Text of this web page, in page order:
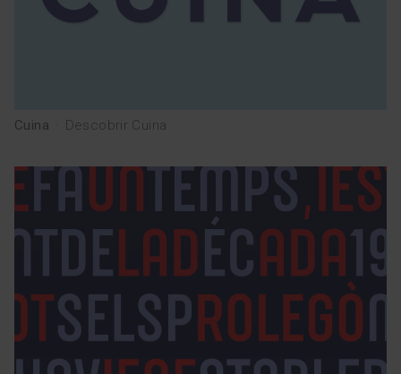
Cuina Descobrir Cuina